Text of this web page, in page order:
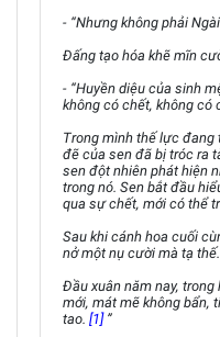
- “Nhưng không phải
Đấng tạo hóa khẽ mĩn
- “Huyền diệu của sinh
không có chết, không có
Trong mình thế lực đang
đẽ của sen đã bị tróc ra
sen đột nhiên phát hiện
trong nó. Sen bắt đầu
qua sự chết, mới có thể
Sau khi cánh hoa cuối
nở một nụ cười mà tạ thế.
Đầu xuân năm nay,
mới, mát mẽ không bẩn,
tao. [1]”